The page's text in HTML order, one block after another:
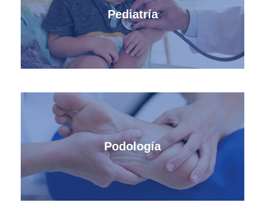
Pediatría
Podología